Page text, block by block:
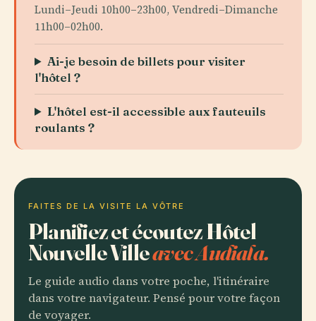
Lundi–Jeudi 10h00–23h00, Vendredi–Dimanche
11h00–02h00.
Ai-je besoin de billets pour visiter
l'hôtel ?
L'hôtel est-il accessible aux fauteuils
roulants ?
FAITES DE LA VISITE LA VÔTRE
Planifiez et écoutez Hôtel
Nouvelle Villeavec Audiala.
Le guide audio dans votre poche, l'itinéraire
dans votre navigateur. Pensé pour votre façon
de voyager.